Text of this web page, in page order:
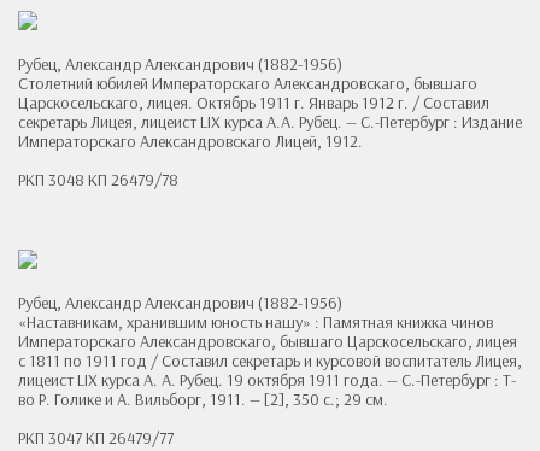
Рубец, Александр Александрович (1882-1956)
Столетний юбилей Императорскаго Александровскаго, бывшаго
Царскосельскаго, лицея. Октябрь 1911 г. Январь 1912 г. / Составил
секретарь Лицея, лицеист LIX курса А.А. Рубец. — С.-Петербург : Издание
Императорскаго Александровскаго Лицей, 1912.
РКП 3048 КП 26479/78
Рубец, Александр Александрович (1882-1956)
«Наставникам, хранившим юность нашу» : Памятная книжка чинов
Императорскаго Александровскаго, бывшаго Царскосельскаго, лицея
с 1811 по 1911 год / Составил секретарь и курсовой воспитатель Лицея,
лицеист LIX курса А. А. Рубец. 19 октября 1911 года. — С.-Петербург : Т-
во Р. Голике и А. Вильборг, 1911. — [2], 350 с.; 29 см.
РКП 3047 КП 26479/77